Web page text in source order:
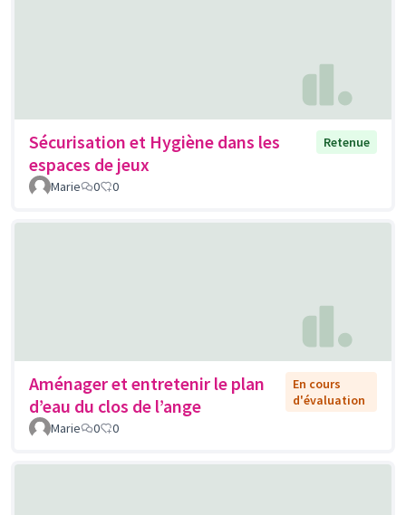
Sécurisation et Hygiène dans les
espaces de jeux
Retenue
Marie 0 0
Aménager et entretenir le plan
d’eau du clos de l’ange
En cours
d'évaluation
Marie
0 0